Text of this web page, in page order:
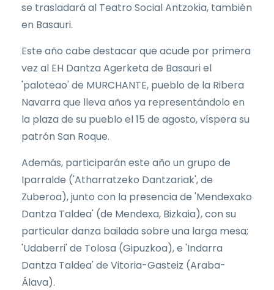
se trasladará al Teatro Social Antzokia, también
en Basauri.
Este año cabe destacar que acude por primera
vez al EH Dantza Agerketa de Basauri el
'paloteao' de MURCHANTE, pueblo de la Ribera
Navarra que lleva años ya representándolo en
la plaza de su pueblo el 15 de agosto, víspera su
patrón San Roque.
Además, participarán este año un grupo de
Iparralde ('Atharratzeko Dantzariak', de
Zuberoa), junto con la presencia de 'Mendexako
Dantza Taldea' (de Mendexa, Bizkaia), con su
particular danza bailada sobre una larga mesa;
'Udaberri' de Tolosa (Gipuzkoa), e 'Indarra
Dantza Taldea' de Vitoria-Gasteiz (Araba-
Álava).